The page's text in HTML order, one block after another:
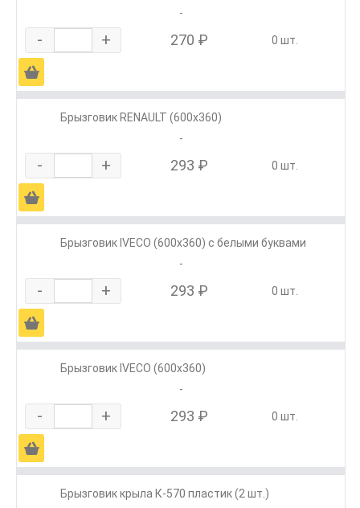
-
- + 270 ₽ 0 шт.
Ä
Брызговик RENAULT (600х360)
-
- + 293 ₽ 0 шт.
Ä
Брызговик IVECO (600х360) с белыми буквами
-
- + 293 ₽ 0 шт.
Ä
Брызговик IVECO (600х360)
-
- + 293 ₽ 0 шт.
Ä
Брызговик крыла К-570 пластик (2 шт.)